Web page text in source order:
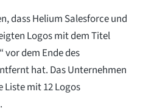
dass Helium Salesforce und
Logos mit dem Titel
vor dem Ende des
hat. Das Unternehmen
mit 12 Logos